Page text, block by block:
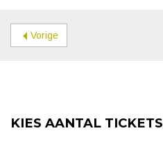
Vorige
KIES AANTAL TICKETS